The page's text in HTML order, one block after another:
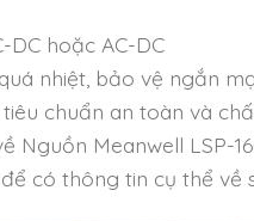
hoặc AC-DC
nhiệt, bảo vệ ngắn
chuẩn an toàn và
Nguồn Meanwell LSP-
để có thông tin cụ thể về